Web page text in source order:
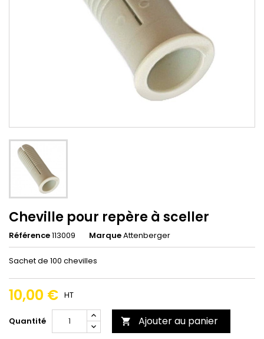
Cheville pour repère à sceller
Référence113009 MarqueAttenberger
Sachet de 100 chevilles
10,00 € HT
Quantité  Ajouter au panier